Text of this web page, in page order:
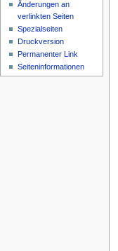
Änderungen an
verlinkten Seiten
Spezialseiten
Druckversion
Permanenter Link
Seiten­informationen